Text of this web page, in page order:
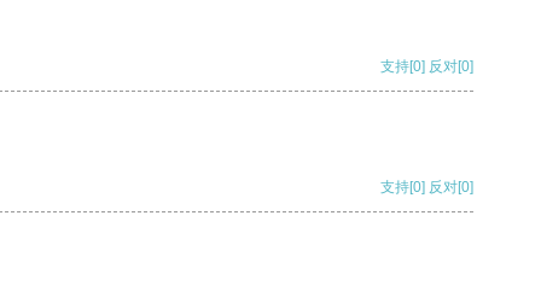
支持[0] 反对[0]
支持[0] 反对[0]